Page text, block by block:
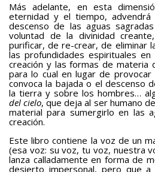
Más adelante, en esta
eternidad y el tiempo,
descenso de las aguas
voluntad de la divinidad
purificar, de re-crear, de eliminar
las profundidades espirituales
creación y las formas de materia
para lo cual en lugar de provocar
convoca la bajada o el descenso
la tierra y sobre los hombres…
del cielo, que deja al ser humano
material para sumergirlo en las
creación.
Este libro contiene la voz de un
(esa voz: su voz, tu voz, nuestra
lanza calladamente en forma de
desierto impersonal, pero que